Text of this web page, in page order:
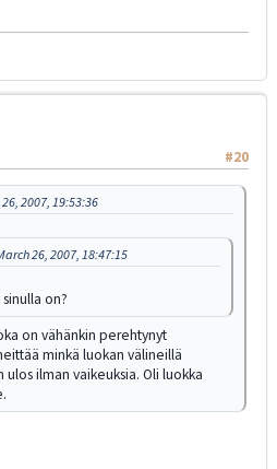
#20
2007, 19:53:36
26, 2007, 18:47:15
on?
on vähänkin perehtynyt
minkä luokan välineillä
ilman vaikeuksia. Oli luokka